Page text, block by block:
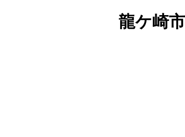
龍ケ崎